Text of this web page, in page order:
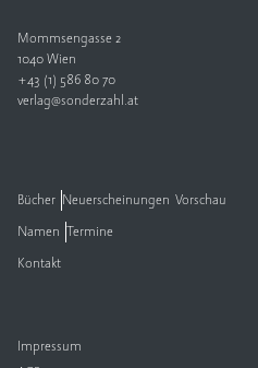
Mommsengasse 2
1040 Wien
+43 (1) 586 80 70
verlag@sonderzahl.at
Bücher Neuerscheinungen Vorschau
Namen Termine
Kontakt
Impressum